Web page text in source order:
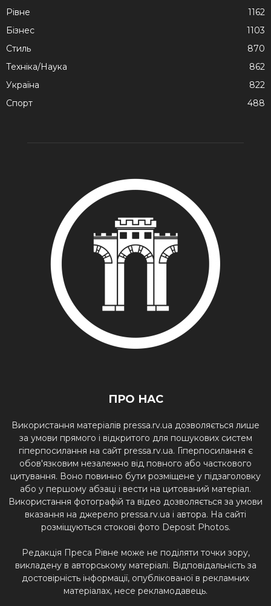
Рівне
1162
Бізнес
1103
Стиль
870
Техніка/Наука
862
Україна
822
Спорт
488
ПРО НАС
Використання матеріалів pressa.rv.ua дозволяється лише
за умови прямого і відкритого для пошукових систем
гіперпосилання на сайт pressa.rv.ua. Гіперпосилання є
обов'язковим незалежно від повного або часткового
цитування. Воно повинно бути розміщене у підзаголовку
або у першому абзаці і вести на цитований матеріал.
Використання фотографій та відео дозволяється за умови
вказання на джерело pressa.rv.ua і автора. На сайті
розміщуються стокові фото Deposit Photos.
Редакція Преса Рівне може не поділяти точки зору,
викладену в авторському матеріалі. Відповідальність за
достовірність інформації, опублікованої в рекламних
матеріалах, несе рекламодавець.